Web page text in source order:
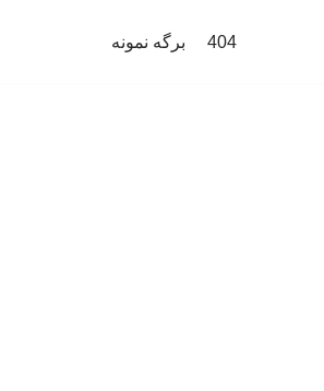
404 برگه نمونه